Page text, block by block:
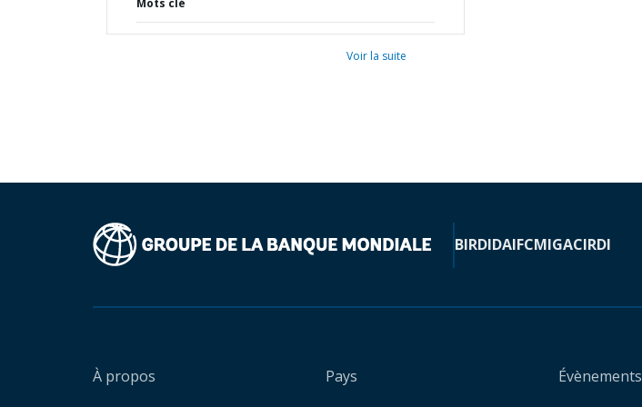
Mots clé
Voir la suite
BIRDIDAIFCMIGACIRDI
À propos
Pays
Évènements